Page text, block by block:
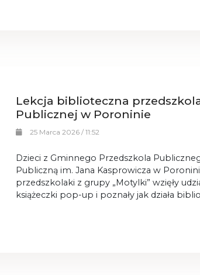
Lekcja biblioteczna
Publicznej w Poroninie
25 Marca 2026 / 11:52
Dzieci z Gminnego Przedszkola
Publiczną im. Jana Kasprowicza w
przedszkolaki z grupy „Motylki” wzięły
książeczki pop-up i poznały jak działa